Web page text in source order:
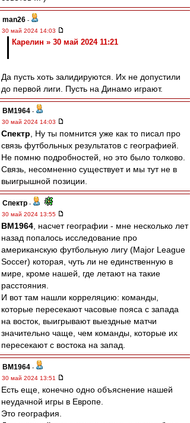
man26 -
30 май 2024 14:03
Карелин » 30 май 2024 11:21
Да пусть хоть залидируются. Их не допустили
до первой лиги. Пусть на Динамо играют.
BM1964 -
30 май 2024 14:03
Спектр , Ну ты помнится уже как то писал про
связь футбольных результатов с географией.
Не помню подробностей, но это было толково.
Связь, несомненно существует и мы тут не в
выигрышной позиции.
Спектр -
30 май 2024 13:55
BM1964 , насчет географии - мне несколько лет
назад попалось исследование про
американскую футбольную лигу (Major League
Soccer) которая, чуть ли не единственную в
мире, кроме нашей, где летают на такие
расстояния.
И вот там нашли корреляцию: команды,
которые пересекают часовые пояса с запада
на восток, выигрывают выездные матчи
значительно чаще, чем команды, которые их
пересекают с востока на запад.
BM1964 -
30 май 2024 13:51
Есть еще, конечно одно объяснение нашей
неудачной игры в Европе.
Это география.